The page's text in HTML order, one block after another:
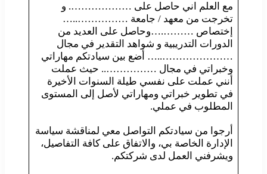
مع العلم اني حاصل على ………………. و
تخرجت من معهد / جامعة ……………..…
إختصاص ……….…وحاصل على العديد من
الدورات التدريبية و شواهد التقدير في مجال
…………………..… أضع بين سيادتكم مهاراتي
وخبراتي في مجال …………….. حيث عملت
أنني عملت على نفسي طيلة السنوات الأخيرة
في تطوير خبراتي ومهاراتي لأصل إلى المستوى
المطلوب في عملي.
أرجوا من سيادتكم التواصل معي لمناقشة سياسة
الإدارة الخاصة بي، والاتفاق على كافة التفاصيل،
ويشرفني العمل لدى شركتكم.